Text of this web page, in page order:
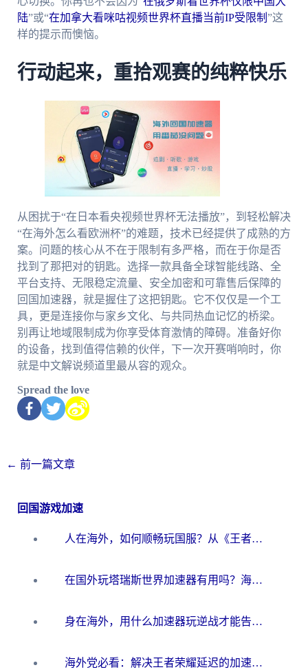
陆”或“在加拿大看咪咕视频世界杯直播当前IP受限制 ”这
样的提示而懊恼。
行动起来，重拾观赛的纯粹快乐
从困扰于“在日本看央视频世界杯无法播放”，到轻松解决
“在海外怎么看欧洲杯”的难题，技术已经提供了成熟的方
案。问题的核心从不在于限制有多严格，而在于你是否
找到了那把对的钥匙。选择一款具备全球智能线路、全
平台支持、无限稳定流量、安全加密和可靠售后保障的
回国加速器，就是握住了这把钥匙。它不仅仅是一个工
具，更是连接你与家乡文化、与共同热血记忆的桥梁。
别再让地域限制成为你享受体育激情的障碍。准备好你
的设备，找到值得信赖的伙伴，下一次开赛哨响时，你
就是中文解说频道里最从容的观众。
Spread the love
← 前一篇文章
回国游戏加速
人在海外，如何顺畅玩国服？从《王者荣耀》到《云图计划》的加速器终极指南
在国外玩塔瑞斯世界加速器有用吗？海外玩家亲测后的真实答案
身在海外，用什么加速器玩逆战才能告别延迟？
海外党必看：解决王者荣耀延迟的加速器终极指南——从EVE到猫和老鼠，一个工具全搞定